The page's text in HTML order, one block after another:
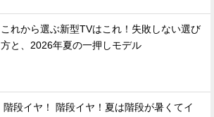
これから選ぶ新型TVはこれ！失敗しない選び
方と、2026年夏の一押しモデル
階段イヤ！ 階段イヤ！夏は階段が暑くてイ